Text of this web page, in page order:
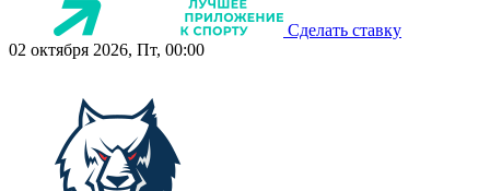
Сделать ставку
02 октября 2026, Пт, 00:00